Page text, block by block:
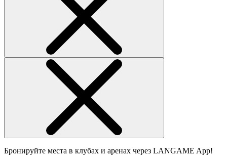
Бронируйте места в клубах и аренах через LANGAME App!